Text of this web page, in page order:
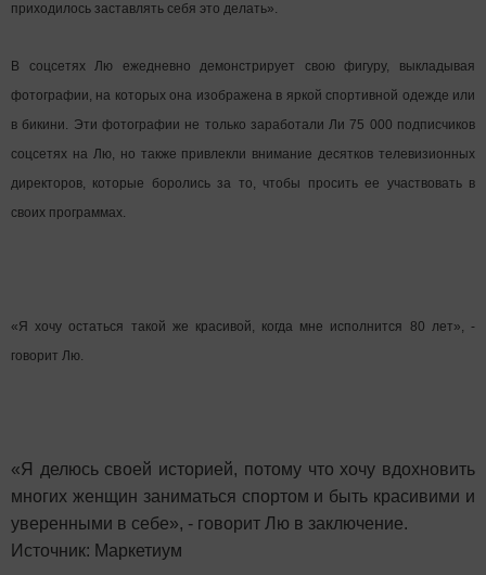
приходилось заставлять себя это делать».
В соцсетях Лю ежедневно демонстрирует свою фигуру, выкладывая
фотографии, на которых она изображена в яркой спортивной одежде или
в бикини. Эти фотографии не только заработали Ли 75 000 подписчиков
соцсетях на Лю, но также привлекли внимание десятков телевизионных
директоров, которые боролись за то, чтобы просить ее участвовать в
своих программах.
«Я хочу остаться такой же красивой, когда мне исполнится 80 лет», -
говорит Лю.
«Я делюсь своей историей, потому что хочу вдохновить
многих женщин заниматься спортом и быть красивими и
уверенными в себе», - говорит Лю в заключение.
Источник: Маркетиум